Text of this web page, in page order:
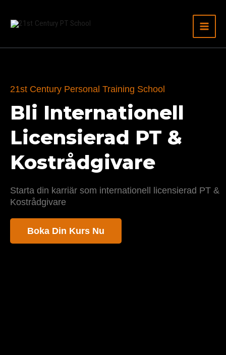
21st Century Personal Training School
Bli Internationell
Licensierad PT &
Kostrådgivare
Starta din karriär som internationell licensierad PT &
Kostrådgivare
Boka Din Kurs Nu